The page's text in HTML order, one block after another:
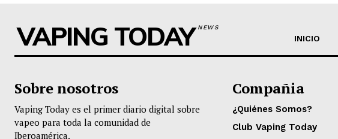
VAPING TODAYNEWS
INICIO
Sobre nosotros
Vaping Today es el primer diario digital sobre
vapeo para toda la comunidad de
Iberoamérica.
Compañia
¿Quiénes Somos?
Club Vaping Today